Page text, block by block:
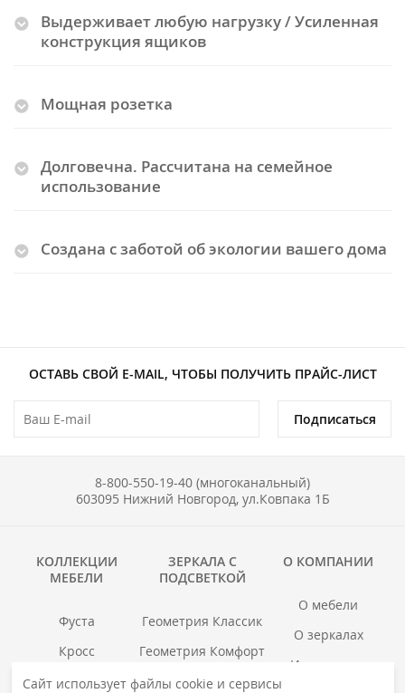
Выдерживает любую нагрузку / Усиленная
конструкция ящиков
Мощная розетка
Долговечна. Рассчитана на семейное
использование
Создана с заботой об экологии вашего дома
ОСТАВЬ СВОЙ E-MAIL, ЧТОБЫ ПОЛУЧИТЬ ПРАЙС-ЛИСТ
Подписаться
8-800-550-19-40 (многоканальный)
603095 Нижний Новгород, ул.Ковпака 1Б
КОЛЛЕКЦИИ
МЕБЕЛИ
Фуста
Кросс
Гранд
ЗЕРКАЛА С
ПОДСВЕТКОЙ
Геометрия Классик
Геометрия Комфорт
Геометрия Люкс
О КОМПАНИИ
О мебели
О зеркалах
Инструкции
Сайт использует файлы cookie и сервисы